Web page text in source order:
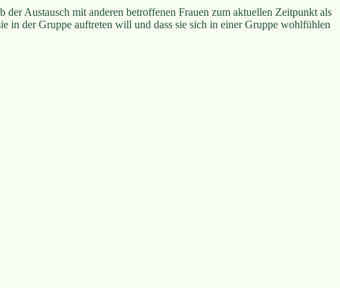
der Austausch mit anderen betroffenen Frauen zum aktuellen Zeitpunkt als
in der Gruppe auftreten will und dass sie sich in einer Gruppe wohlfühlen